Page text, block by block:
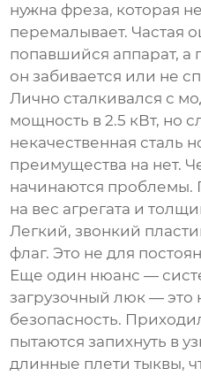
нужна фреза, которая
перемалывает. Частая
попавшийся аппарат, а
он забивается или не
Лично сталкивался с
мощность в 2.5 кВт, но
некачественная сталь
преимущества на нет.
начинаются проблемы.
на вес агрегата и
Легкий, звонкий
флаг. Это не для
Еще один нюанс —
загрузочный люк — это
безопасность.
пытаются запихнуть в
длинные плети тыквы,